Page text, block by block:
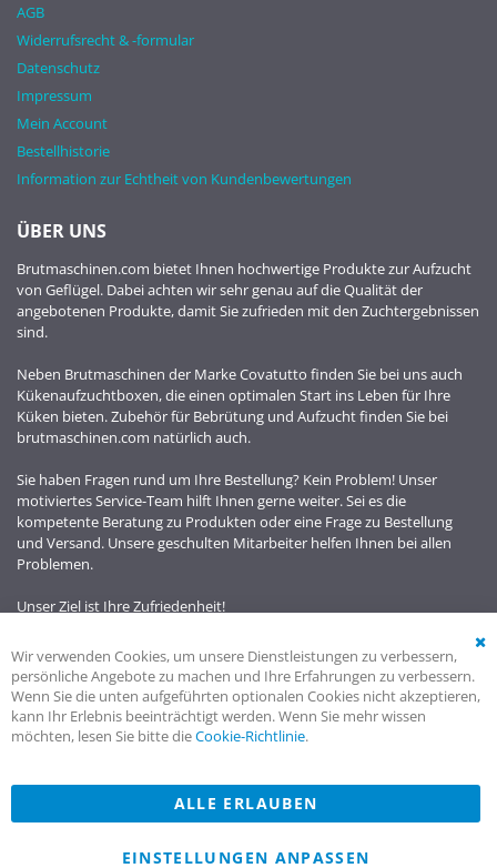
AGB
Widerrufsrecht & -formular
Datenschutz
Impressum
Mein Account
Bestellhistorie
Information zur Echtheit von Kundenbewertungen
ÜBER UNS
Brutmaschinen.com bietet Ihnen hochwertige Produkte zur Aufzucht
von Geflügel. Dabei achten wir sehr genau auf die Qualität der
angebotenen Produkte, damit Sie zufrieden mit den Zuchtergebnissen
sind.
Neben Brutmaschinen der Marke Covatutto finden Sie bei uns auch
Kükenaufzuchtboxen, die einen optimalen Start ins Leben für Ihre
Küken bieten. Zubehör für Bebrütung und Aufzucht finden Sie bei
brutmaschinen.com natürlich auch.
Sie haben Fragen rund um Ihre Bestellung? Kein Problem! Unser
motiviertes Service-Team hilft Ihnen gerne weiter. Sei es die
kompetente Beratung zu Produkten oder eine Frage zu Bestellung
und Versand. Unsere geschulten Mitarbeiter helfen Ihnen bei allen
Problemen.
Unser Ziel ist Ihre Zufriedenheit!
Powered bycartodesign| © 1998 - 2025 brutmaschinen.de | Alle
Rechte vorbehalten.
Wir verwenden Cookies, um unsere Dienstleistungen zu verbessern,
persönliche Angebote zu machen und Ihre Erfahrungen zu verbessern.
Wenn Sie die unten aufgeführten optionalen Cookies nicht akzeptieren,
kann Ihr Erlebnis beeinträchtigt werden. Wenn Sie mehr wissen
möchten, lesen Sie bitte dieCookie-Richtlinie.
ALLE ERLAUBEN
EINSTELLUNGEN ANPASSEN
SEHR GUT (4.96 / 5)